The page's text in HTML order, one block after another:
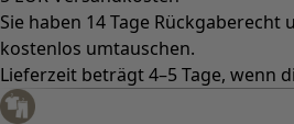
Sie haben 14 Tage Rückgaberecht
kostenlos umtauschen.
Lieferzeit beträgt 4–5 Tage, wenn